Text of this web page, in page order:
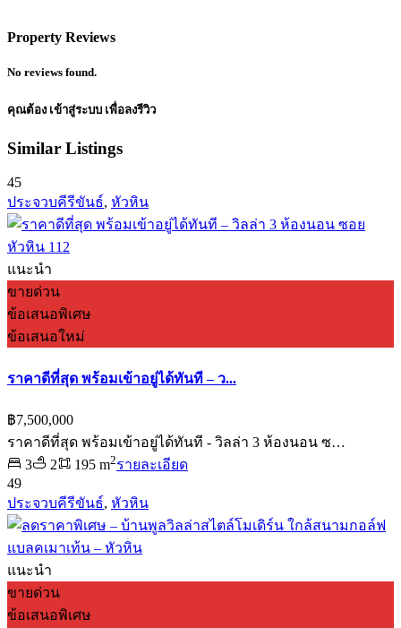
Property Reviews
No reviews found.
คุณต้อง เข้าสู่ระบบ เพื่อลงรีวิว
Similar Listings
45
ประจวบคีรีขันธ์, หัวหิน
แนะนำ
ขายด่วน
ข้อเสนอพิเศษ
ข้อเสนอใหม่
ราคาดีที่สุด พร้อมเข้าอยู่ได้ทันที – ว...
฿7,500,000
ราคาดีที่สุด พร้อมเข้าอยู่ได้ทันที - วิลล่า 3 ห้องนอน ซ…
3
2 195 m2รายละเอียด
49
ประจวบคีรีขันธ์, หัวหิน
แนะนำ
ขายด่วน
ข้อเสนอพิเศษ